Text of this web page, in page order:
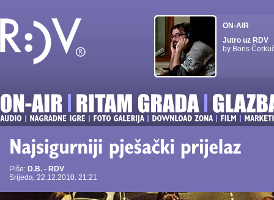
ON-AIR
Jutro uz RDV
by Boris
Piše: D.B. - RDV
Srijeda, 22.12.2010. 21:21